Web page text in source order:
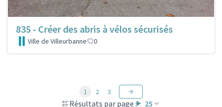
835 - Créer des abris à vélos sécurisés
Ville de Villeurbanne 0
Résultats par page : 25
1 2 3